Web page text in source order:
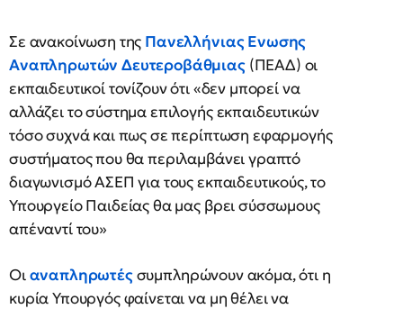
Σε ανακοίνωση της Πανελλήνιας Ενωσης
Αναπληρωτών Δευτεροβάθμιας(ΠΕΑΔ) οι
εκπαιδευτικοί τονίζουν ότι «δεν μπορεί να
αλλάζει το σύστημα επιλογής εκπαιδευτικών
τόσο συχνά και πως σε περίπτωση εφαρμογής
συστήματος που θα περιλαμβάνει γραπτό
διαγωνισμό ΑΣΕΠ για τους εκπαιδευτικούς, το
Υπουργείο Παιδείας θα μας βρει σύσσωμους
απέναντί του»
Οιαναπληρωτέςσυμπληρώνουν ακόμα, ότι η
κυρία Υπουργός φαίνεται να μη θέλει να